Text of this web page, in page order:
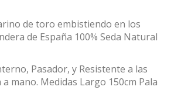
de toro embistiendo en los
de España 100% Seda Natural
Pasador, y Resistente a las
a mano. Medidas Largo 150cm Pala